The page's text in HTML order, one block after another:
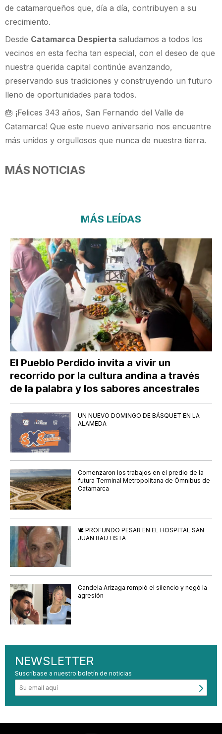
de catamarqueños que, día a día, contribuyen a su
crecimiento.
Desde Catamarca Despierta saludamos a todos los
vecinos en esta fecha tan especial, con el deseo de que
nuestra querida capital continúe avanzando,
preservando sus tradiciones y construyendo un futuro
lleno de oportunidades para todos.
🎂 ¡Felices 343 años, San Fernando del Valle de
Catamarca! Que este nuevo aniversario nos encuentre
más unidos y orgullosos que nunca de nuestra tierra.
MÁS NOTICIAS
MÁS LEÍDAS
El Pueblo Perdido invita a vivir un
recorrido por la cultura andina a través
de la palabra y los sabores ancestrales
UN NUEVO DOMINGO DE BÁSQUET EN LA
ALAMEDA
Comenzaron los trabajos en el predio de la
futura Terminal Metropolitana de Ómnibus de
Catamarca
🕊️ PROFUNDO PESAR EN EL HOSPITAL SAN
JUAN BAUTISTA
Candela Arizaga rompió el silencio y negó la
agresión
NEWSLETTER
Suscríbase a nuestro boletín de noticias